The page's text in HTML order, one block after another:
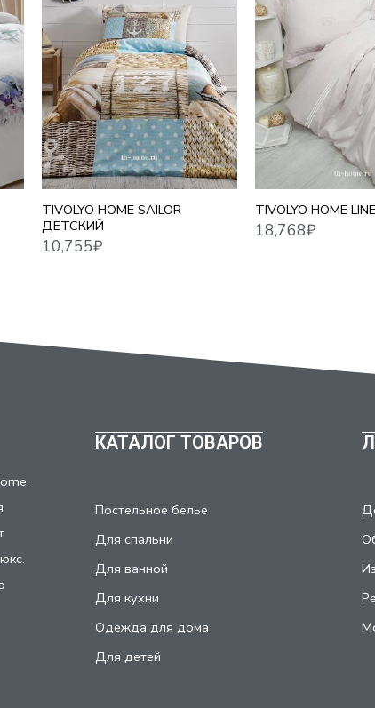
TIVOLYO HOME SAILOR
ДЕТСКИЙ
10,755₽
TIVOLYO HOME
18,768₽
ЕВРО СТАНДАРТ
КАТАЛОГ ТОВАРОВ
Постельное белье
Для спальни
Для ванной
Для кухни
Одежда для дома
Для детей